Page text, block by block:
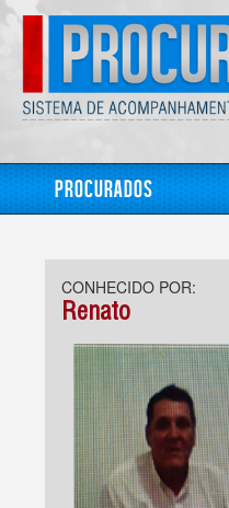
Procurados
CONHECIDO POR:
Renato